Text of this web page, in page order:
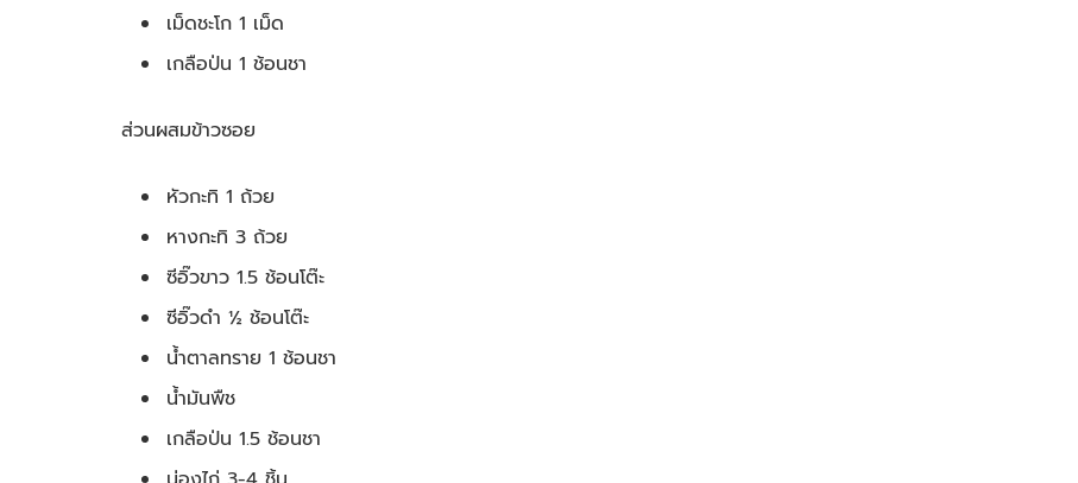
เม็ดชะโก 1 เม็ด
เกลือป่น 1 ช้อนชา
ส่วนผสมข้าวซอย
หัวกะทิ 1 ถ้วย
หางกะทิ 3 ถ้วย
ซีอิ๊วขาว 1.5 ช้อนโต๊ะ
ซีอิ๊วดำ ½ ช้อนโต๊ะ
น้ำตาลทราย 1 ช้อนชา
น้ำมันพืช
เกลือป่น 1.5 ช้อนชา